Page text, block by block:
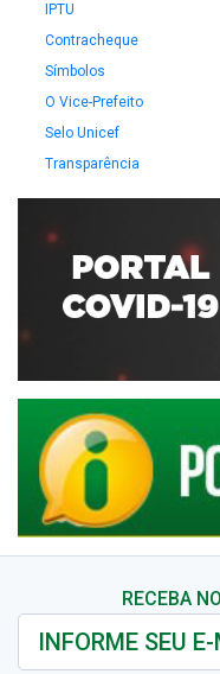
IPTU
Contracheque
Símbolos
O Vice-Prefeito
Selo Unicef
Transparência
RECEBA